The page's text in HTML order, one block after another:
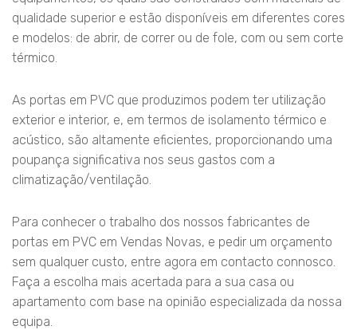
qualidade superior e estão disponíveis em diferentes cores
e modelos: de abrir, de correr ou de fole, com ou sem corte
térmico.
As portas em PVC que produzimos podem ter utilização
exterior e interior, e, em termos de isolamento térmico e
acústico, são altamente eficientes, proporcionando uma
poupança significativa nos seus gastos com a
climatização/ventilação.
Para conhecer o trabalho dos nossos fabricantes de
portas em PVC em Vendas Novas, e pedir um orçamento
sem qualquer custo, entre agora em contacto connosco.
Faça a escolha mais acertada para a sua casa ou
apartamento com base na opinião especializada da nossa
equipa.